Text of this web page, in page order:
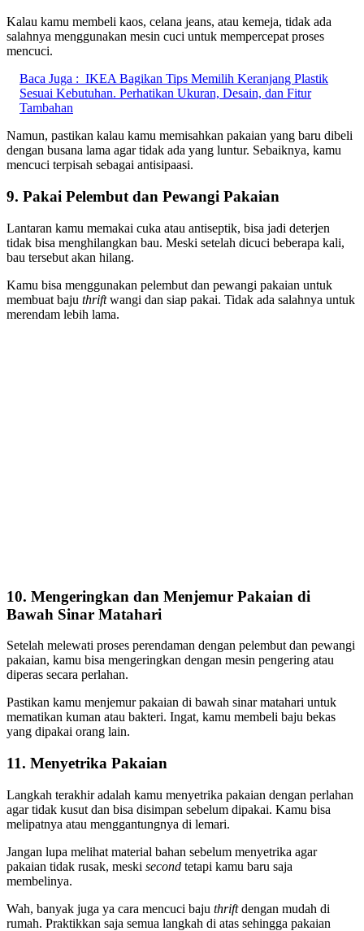
Kalau kamu membeli kaos, celana jeans, atau kemeja, tidak ada
salahnya menggunakan mesin cuci untuk mempercepat proses
mencuci.
Baca Juga : IKEA Bagikan Tips Memilih Keranjang Plastik
Sesuai Kebutuhan. Perhatikan Ukuran, Desain, dan Fitur
Tambahan
Namun, pastikan kalau kamu memisahkan pakaian yang baru dibeli
dengan busana lama agar tidak ada yang luntur. Sebaiknya, kamu
mencuci terpisah sebagai antisipaasi.
9. Pakai Pelembut dan Pewangi Pakaian
Lantaran kamu memakai cuka atau antiseptik, bisa jadi deterjen
tidak bisa menghilangkan bau. Meski setelah dicuci beberapa kali,
bau tersebut akan hilang.
Kamu bisa menggunakan pelembut dan pewangi pakaian untuk
membuat baju thriftwangi dan siap pakai. Tidak ada salahnya untuk
merendam lebih lama.
10. Mengeringkan dan Menjemur Pakaian di
Bawah Sinar Matahari
Setelah melewati proses perendaman dengan pelembut dan pewangi
pakaian, kamu bisa mengeringkan dengan mesin pengering atau
diperas secara perlahan.
Pastikan kamu menjemur pakaian di bawah sinar matahari untuk
mematikan kuman atau bakteri. Ingat, kamu membeli baju bekas
yang dipakai orang lain.
11. Menyetrika Pakaian
Langkah terakhir adalah kamu menyetrika pakaian dengan perlahan
agar tidak kusut dan bisa disimpan sebelum dipakai. Kamu bisa
melipatnya atau menggantungnya di lemari.
Jangan lupa melihat material bahan sebelum menyetrika agar
pakaian tidak rusak, meski second tetapi kamu baru saja
membelinya.
Wah, banyak juga ya cara mencuci baju thriftdengan mudah di
rumah. Praktikkan saja semua langkah di atas sehingga pakaian